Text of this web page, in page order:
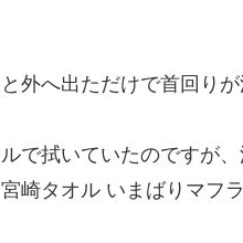
外へ出ただけで首回りが
で拭いていたのですが
崎タオル いまばりマフ